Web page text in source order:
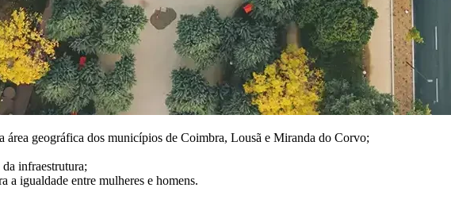
área geográfica dos municípios de Coimbra, Lousã e Miranda do Corvo;
infraestrutura;
a igualdade entre mulheres e homens.